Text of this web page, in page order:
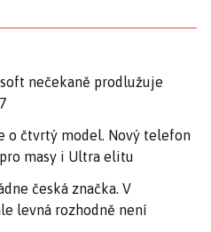
nečekaně prodlužuje
o čtvrtý model. Nový telefon
masy i Ultra elitu
česká značka. V
levná rozhodně není